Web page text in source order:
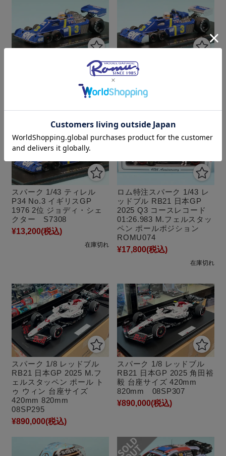
スパーク 1/43 ティレル
P34 No.3 スウェーデンGP
1976 ウィナー ジョディ・
スパーク 1/43 ティレル
P34 No.3 ベルギーGP
クター S7305
スパーク 1/43 ティレル
P34 No.3 イギリスGP
1976 2位 ジョディ・シェ
クター S7308
¥13,200(税込)
在庫切れ
ロム特注スパーク 1/43 レ
ッドブル RB21 日本GP
2025 Q3 コースレコード
01:26.983 M.フェルスタッ
ペン ポールポジション
ROMU074
¥17,800(税込)
在庫切れ
スパーク 1/8 レッドブル
RB21 日本GP 2025 M.フ
ェルスタッペン ポール ト
ゥ ウィン 台座サイズ
420mm 820mm
08SP295
¥890,000(税込)
スパーク 1/8 レッドブル
RB21 日本GP 2025 角田裕
毅 台座サイズ 420mm
820mm 08SP307
¥890,000(税込)